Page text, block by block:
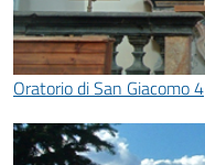
Oratorio di San Giacomo 4